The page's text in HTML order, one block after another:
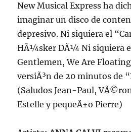
New Musical Express ha
imaginar un disco de
depresivo. Ni siquiera el
HÃ¼sker DÃ¼ Ni siquiera
Gentlemen, We Are
versiÃ³n de 20 minutos de
(Saludos Jean-Paul,
Estelle y pequeÃ±o Pierre)